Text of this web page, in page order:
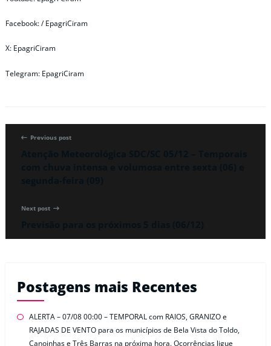
Facebook: / EpagriCiram
X: EpagriCiram
Telegram: EpagriCiram
Previous post
Next post
Postagens mais Recentes
ALERTA – 07/08 00:00 – TEMPORAL com RAIOS, GRANIZO e
RAJADAS DE VENTO para os municípios de Bela Vista do Toldo,
Canoinhas e Três Barras na próxima hora. Ocorrências ligue